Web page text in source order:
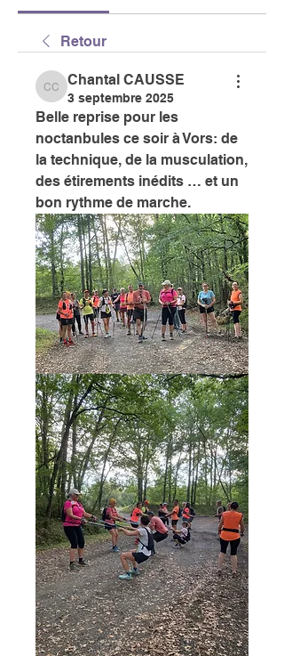
Retour
Chantal CAUSSE
Chantal CAUSSE
3 septembre 2025
Belle reprise pour les
noctanbules ce soir à Vors: de
la technique, de la musculation,
des étirements inédits … et un
bon rythme de marche.